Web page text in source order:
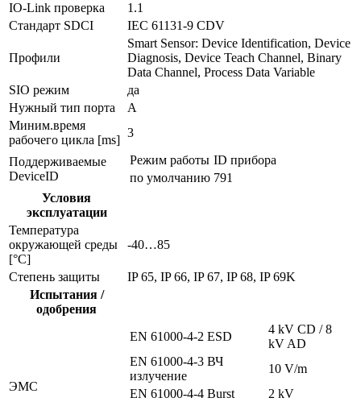
IO-Link проверка
1.1
Стандарт SDCI
IEC 61131-9 CDV
Профили
Smart Sensor: Device Identification, Device
Diagnosis, Device Teach Channel, Binary
Data Channel, Process Data Variable
SIO режим
да
Нужный тип порта
A
Миним.время
рабочего цикла [ms]
3
Поддерживаемые
DeviceID
Режим работы ID прибора
по умолчанию 791
Условия
эксплуатации
Температура
окружающей среды
[°C]
-40…85
Степень защиты
IP 65, IP 66, IP 67, IP 68, IP 69K
Испытания /
одобрения
ЭMC
EN 61000-4-2 ESD
4 kV CD / 8
kV AD
EN 61000-4-3 ВЧ
излучение
10 V/m
EN 61000-4-4 Burst
2 kV